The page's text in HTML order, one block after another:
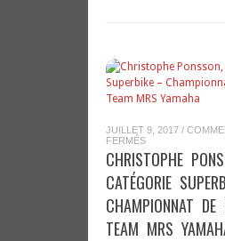
JUILLET 9, 2017 /
FERMÉSSUR
PONSSON,
SUPERBIKE
–
CHAMPIONNAT
DE
FRANCE
CHRISTOPHE
CATÉGORIE
CHAMPIONNAT DE
TEAM MRS